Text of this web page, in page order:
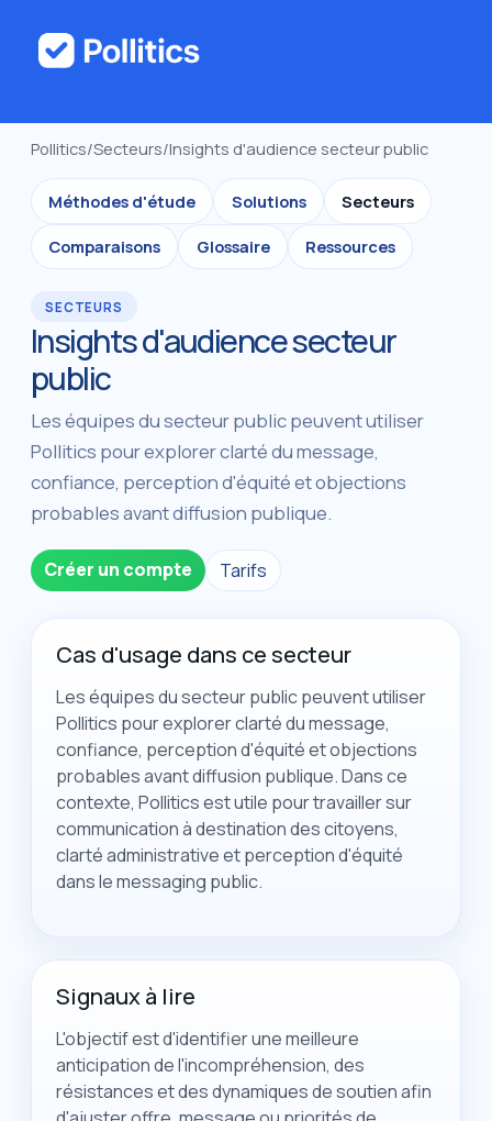
Pollitics/Secteurs/Insights d'audience secteur public
Méthodes d'étude Solutions Secteurs
Comparaisons Glossaire Ressources
SECTEURS
Insights d'audience secteur
public
Les équipes du secteur public peuvent utiliser
Pollitics pour explorer clarté du message,
confiance, perception d'équité et objections
probables avant diffusion publique.
Créer un compte Tarifs
Cas d'usage dans ce secteur
Les équipes du secteur public peuvent utiliser
Pollitics pour explorer clarté du message,
confiance, perception d'équité et objections
probables avant diffusion publique. Dans ce
contexte, Pollitics est utile pour travailler sur
communication à destination des citoyens,
clarté administrative et perception d'équité
dans le messaging public.
Signaux à lire
L'objectif est d'identifier une meilleure
anticipation de l'incompréhension, des
résistances et des dynamiques de soutien afin